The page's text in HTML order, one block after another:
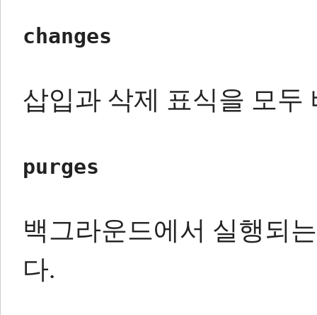
changes
삽입과 삭제 표식을 모두
purges
백그라운드에서 실행되
다.